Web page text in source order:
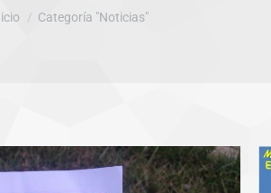
aquí:
Categoría "Noticias"